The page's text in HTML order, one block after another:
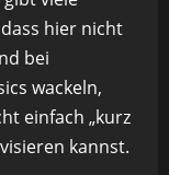
hier nicht
bei
wackeln,
einfach „kurz
kannst.